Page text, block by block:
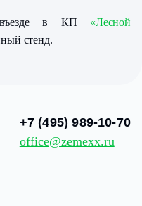
въезде в КП «Лесной
стенд.
+7 (495) 989-10-70
office@zemexx.ru